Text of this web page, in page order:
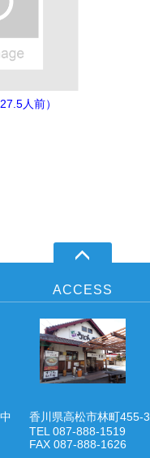
人前）
ACCESS
香川県高松市林町455-3
TEL 087-888-1519
FAX 087-888-1626